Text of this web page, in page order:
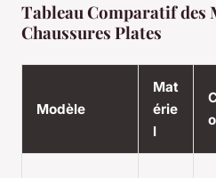
Tableau Comparatif des
Chaussures Plates
Modèle
Mat
érie
l